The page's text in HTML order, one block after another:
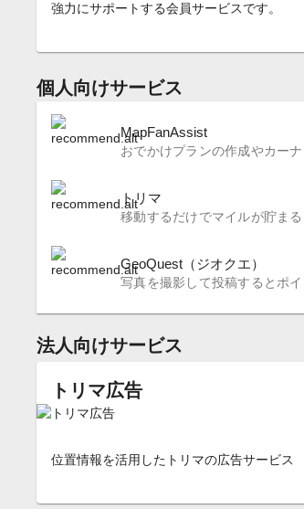
強力にサポートする会員サービスです。
個人向けサービス
MapFanAssist
おでかけプランの作成やカー
トリマ
移動するだけでマイルが貯ま
GeoQuest（ジオクエ）
写真を撮影して投稿するとポ
法人向けサービス
トリマ広告
位置情報を活用したトリマの広告サービス